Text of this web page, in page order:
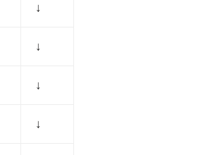
↓
↓
↓
↓